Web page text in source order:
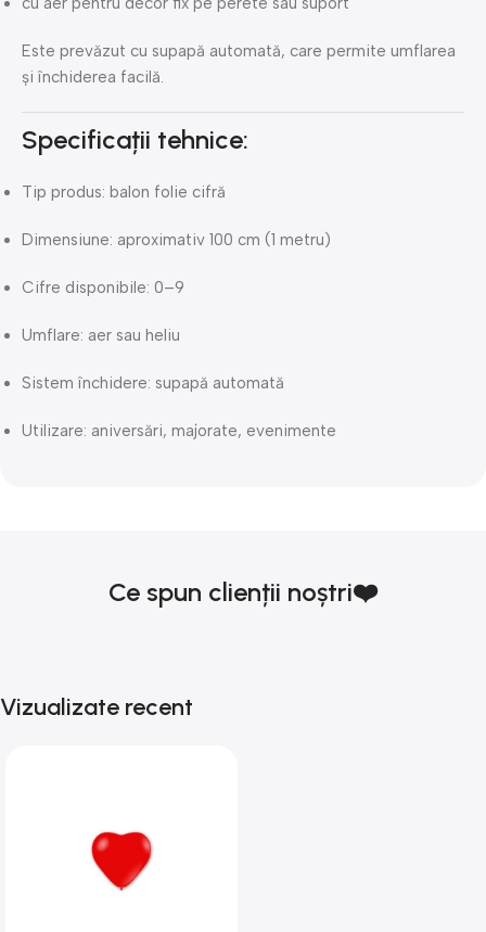
Este prevăzut cu supapă automată, care permite umflarea
și închiderea facilă.
Specificații tehnice:
Tip produs: balon folie cifră
Dimensiune: aproximativ 100 cm (1 metru)
Cifre disponibile: 0–9
Umflare: aer sau heliu
Sistem închidere: supapă automată
Utilizare: aniversări, majorate, evenimente
Ce spun clienții noștri❤️
Vizualizate recent